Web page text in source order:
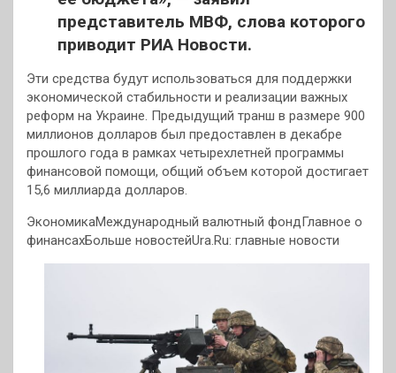
представитель МВФ, слова которого
приводит РИА Новости.
Эти средства будут использоваться для поддержки
экономической стабильности и реализации важных
реформ на Украине. Предыдущий транш в размере 900
миллионов долларов был предоставлен в декабре
прошлого года в рамках четырехлетней программы
финансовой помощи, общий объем которой достигает
15,6 миллиарда долларов.
ЭкономикаМеждународный валютный фондГлавное о
финансахБольше новостейUra.Ru: главные новости